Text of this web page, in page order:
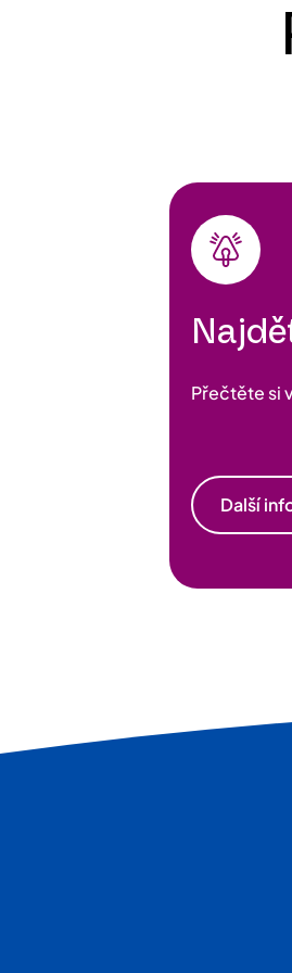
Přečtěte si
Další